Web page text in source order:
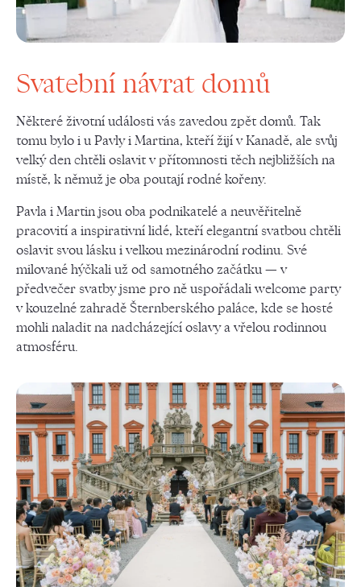
Svatební návrat domů
Některé životní události vás zavedou zpět domů. Tak
tomu bylo i u Pavly i Martina, kteří žijí v Kanadě, ale svůj
velký den chtěli oslavit v přítomnosti těch nejbližších na
místě, k němuž je oba poutají rodné kořeny.
Pavla i Martin jsou oba podnikatelé a neuvěřitelně
pracovití a inspirativní lidé, kteří elegantní svatbou chtěli
oslavit svou lásku i velkou mezinárodní rodinu. Své
milované hýčkali už od samotného začátku — v
předvečer svatby jsme pro ně uspořádali welcome party
v kouzelné zahradě Šternberského paláce, kde se hosté
mohli naladit na nadcházející oslavy a vřelou rodinnou
atmosféru.